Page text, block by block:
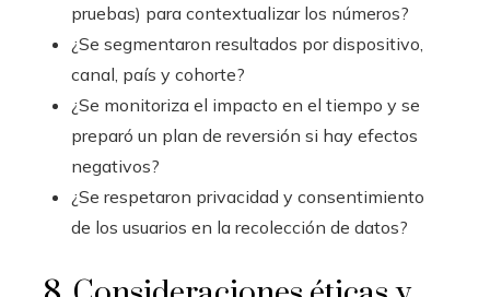
pruebas) para contextualizar los números?
¿Se segmentaron resultados por dispositivo,
canal, país y cohorte?
¿Se monitoriza el impacto en el tiempo y se
preparó un plan de reversión si hay efectos
negativos?
¿Se respetaron privacidad y consentimiento
de los usuarios en la recolección de datos?